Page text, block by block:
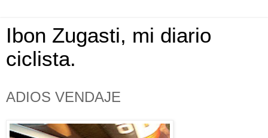
Ibon Zugasti, mi diario
ciclista.
ADIOS VENDAJE